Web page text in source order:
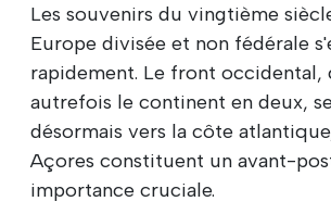
Les souvenirs du vingtième
Europe divisée et non fédérale
rapidement. Le front occidental,
autrefois le continent en deux,
désormais vers la côte
Açores constituent un avant-
importance cruciale.